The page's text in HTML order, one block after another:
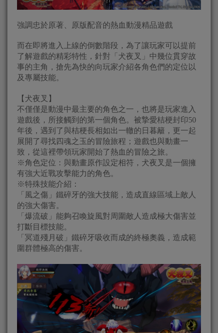
強調忠於原著、原版配音的熱血動漫精品遊戲
而在即將進入上線的倒數階段，為了讓玩家可以提前
了解遊戲的精彩特性，針對「犬夜叉」中幾位貫穿故
事的主角，搶先為快的向玩家介紹各角色們的定位以
及專屬技能。
【犬夜叉】
不僅僅是動漫中最主要的角色之一，也將是玩家進入
遊戲後，所接觸到的第一個角色。被摯愛桔梗封印50
年後，遇到了與桔梗長相如出一轍的日暮籬，更一起
展開了尋找四魂之玉的冒險旅程；遊戲也與動畫一
致，從這裡帶領玩家開始了熱血的冒險之旅。
※角色定位：與動畫原作設定相符，犬夜叉是一個擁
有強大近戰攻擊能力的角色。
※特殊技能介紹：
「風之傷」鐵碎牙的強大技能，造成直線區域上敵人
的強大傷害。
「爆流破」能夠召喚旋風對周圍敵人造成極大傷害並
打斷目標技能。
「冥道殘月破」鐵碎牙吸收而成的終極奧義，造成範
圍群體極高的傷害。